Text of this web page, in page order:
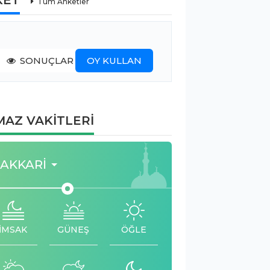
SONUÇLAR OY KULLAN
VAKİTLERİ
İMSAK GÜNEŞ ÖĞLE